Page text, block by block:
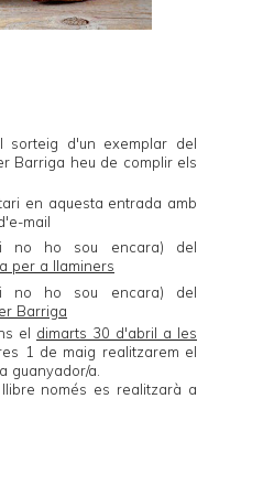
sorteig d'un exemplar del
Barriga heu de complir els
en aquesta entrada amb
mail
no ho sou encara) del
per a llaminers
no ho sou encara) del
Barriga
el dimarts 30 d'abril a les
1 de maig realitzarem el
guanyador/a.
només es realitzarà a